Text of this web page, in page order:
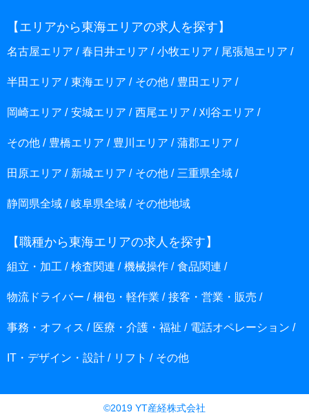
【エリアから東海エリアの求人を探す】
名古屋エリア 春日井エリア 小牧エリア 尾張旭エリア
半田エリア 東海エリア その他 豊田エリア
岡崎エリア 安城エリア 西尾エリア 刈谷エリア
その他 豊橋エリア 豊川エリア 蒲郡エリア
田原エリア 新城エリア その他 三重県全域
静岡県全域 岐阜県全域 その他地域
【職種から東海エリアの求人を探す】
組立・加工 検査関連 機械操作 食品関連
物流ドライバー 梱包・軽作業 接客・営業・販売
事務・オフィス 医療・介護・福祉 電話オペレーション
IT・デザイン・設計 リフト その他
©2019 YT産経株式会社